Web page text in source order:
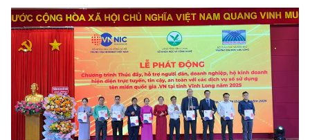
Chuyên trang TP. Hồ Chí Minh
CHUYÊN ĐỀ
CÁC CHUYÊN TRANG
VỀ BÁO NHÂN DÂN